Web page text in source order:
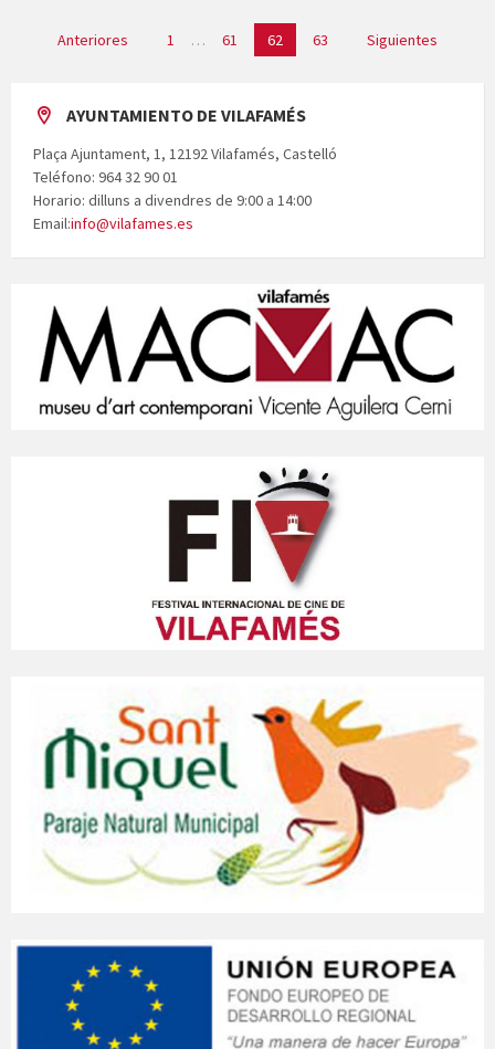
Paginación
Anteriores 1 … 61 62 63 Siguientes
AYUNTAMIENTO DE VILAFAMÉS
Plaça Ajuntament, 1, 12192 Vilafamés, Castelló
Teléfono: 964 32 90 01
Horario: dilluns a divendres de 9:00 a 14:00
Email:info@vilafames.es